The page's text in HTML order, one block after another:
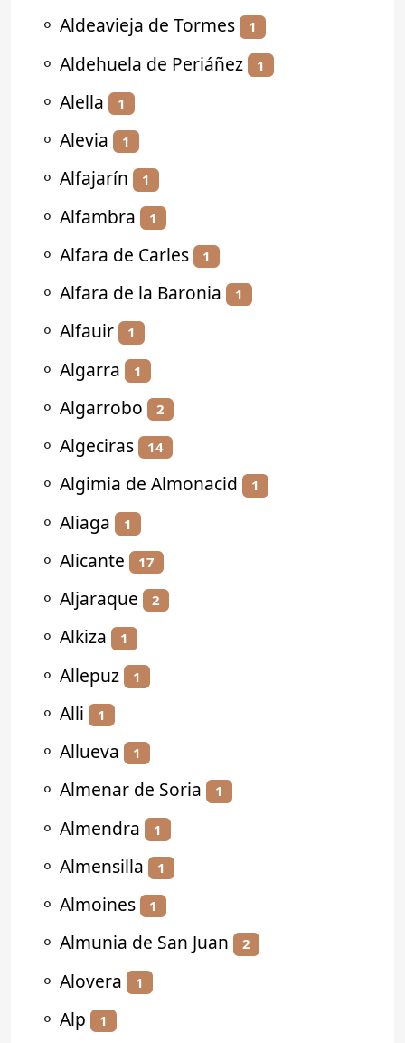
⚬ Aldeavieja de Tormes 1
⚬ Aldehuela de Periáñez 1
⚬ Alella 1
⚬ Alevia 1
⚬ Alfajarín 1
⚬ Alfambra 1
⚬ Alfara de Carles 1
⚬ Alfara de la Baronia 1
⚬ Alfauir 1
⚬ Algarra 1
⚬ Algarrobo 2
⚬ Algeciras 14
⚬ Algimia de Almonacid 1
⚬ Aliaga 1
⚬ Alicante 17
⚬ Aljaraque 2
⚬ Alkiza 1
⚬ Allepuz 1
⚬ Alli 1
⚬ Allueva 1
⚬ Almenar de Soria 1
⚬ Almendra 1
⚬ Almensilla 1
⚬ Almoines 1
⚬ Almunia de San Juan 2
⚬ Alovera 1
⚬ Alp 1